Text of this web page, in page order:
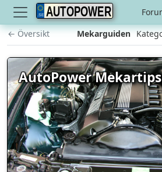
AUTOPOWER
← Översikt
Mekarguiden
AutoPower Mekartips